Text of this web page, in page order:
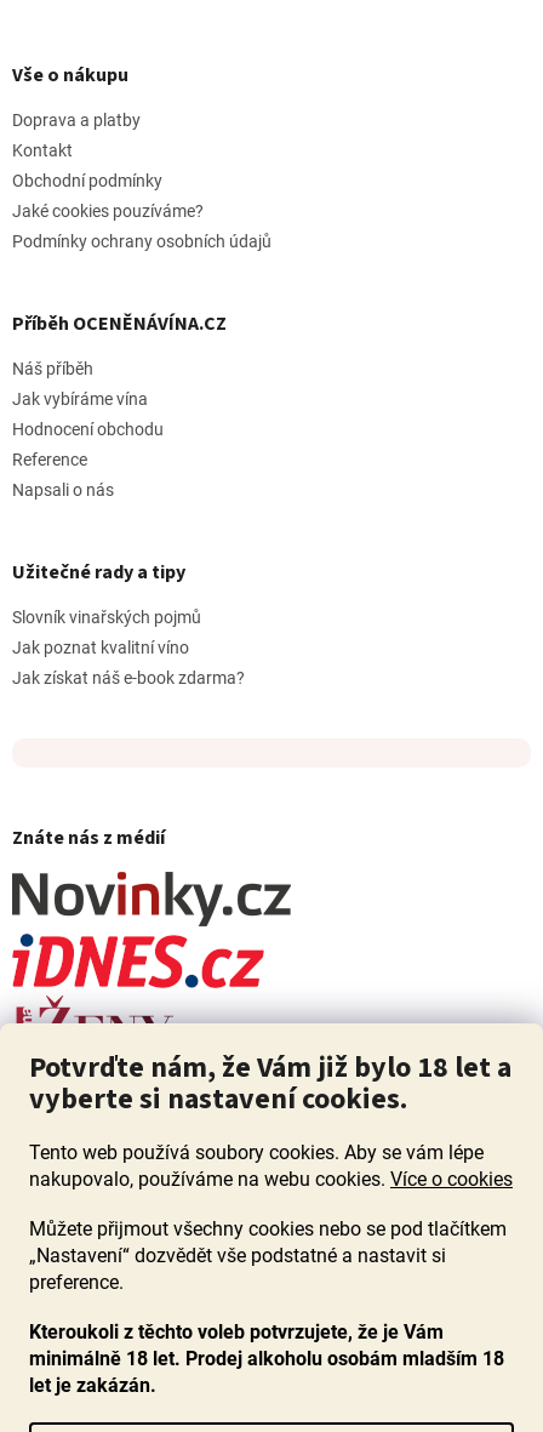
Potvrďte nám, že Vám již bylo 18 let a
vyberte si nastavení cookies.
Tento web používá soubory cookies. Aby se vám lépe
nakupovalo, používáme na webu cookies. Více o cookies
Můžete přijmout všechny cookies nebo se pod tlačítkem
„Nastavení“ dozvědět vše podstatné a nastavit si
preference.
Kteroukoli z těchto voleb potvrzujete, že je Vám
minimálně 18 let. Prodej alkoholu osobám mladším 18
let je zakázán.
pVše o nákupu
Doprava a platby
Kontakt
Obchodní podmínky
Jaké cookies pouzíváme?
Podmínky ochrany osobních údajů
Příběh OCENĚNÁVÍNA.CZ
Náš příběh
Jak vybíráme vína
Hodnocení obchodu
Reference
Napsali o nás
Užitečné rady a tipy
Slovník vinařských pojmů
Jak poznat kvalitní víno
Jak získat náš e-book zdarma?
Znáte nás z médií
ZÁKAZ PRODEJE ALKOHOLU OSOBÁM MLADŠÍM 18 LET. Pijte s
mírou i když pijete s Mírou.